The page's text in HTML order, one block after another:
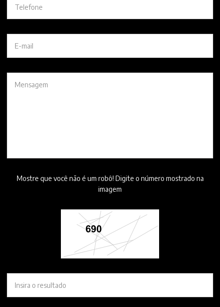
Mostre que você não é um robô! Digite o número mostrado na
imagem